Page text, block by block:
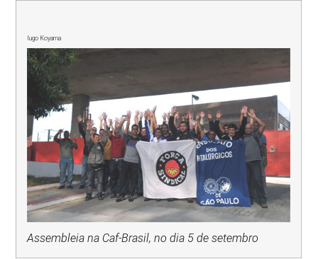
Iugo Koyama
Assembleia na Caf-Brasil, no dia 5 de setembro